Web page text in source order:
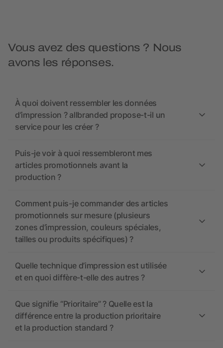
Vous avez des questions ? Nous
avons les réponses.
À quoi doivent ressembler les données
d’impression ? allbranded propose-t-il un
service pour les créer ?
Puis-je voir à quoi ressembleront mes
articles promotionnels avant la
production ?
Comment puis-je commander des articles
promotionnels sur mesure (plusieurs
zones d’impression, couleurs spéciales,
tailles ou produits spécifiques) ?
Quelle technique d’impression est utilisée
et en quoi diffère-t-elle des autres ?
Que signifie “Prioritaire” ? Quelle est la
différence entre la production prioritaire
et la production standard ?